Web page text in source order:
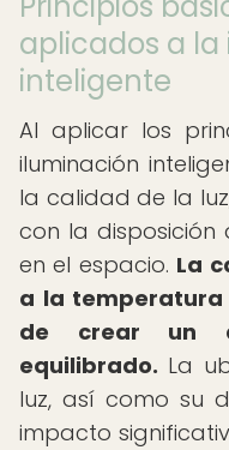
aplicados a
inteligente
Al aplicar los
iluminación
la calidad de la
con la disposición
en el espacio. La
a la
de crear un
equilibrado. La
luz, así como su
impacto